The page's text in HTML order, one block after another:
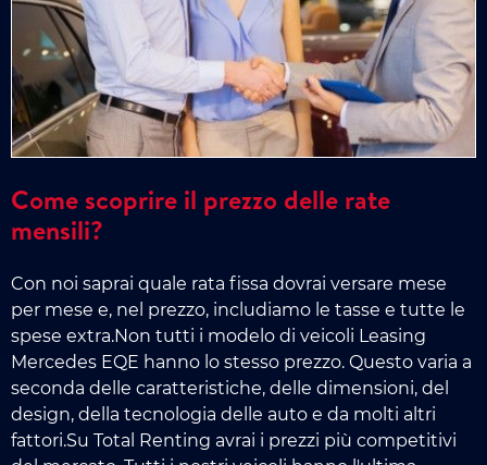
Come scoprire il prezzo delle rate
mensili?
Con noi saprai quale rata fissa dovrai versare mese
per mese e, nel prezzo, includiamo le tasse e tutte le
spese extra.Non tutti i modelo di veicoli Leasing
Mercedes EQE hanno lo stesso prezzo. Questo varia a
seconda delle caratteristiche, delle dimensioni, del
design, della tecnologia delle auto e da molti altri
fattori.Su Total Renting avrai i prezzi più competitivi